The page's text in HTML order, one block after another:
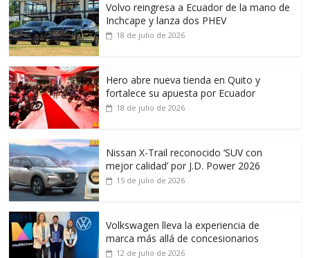
Volvo reingresa a Ecuador de la mano de
Inchcape y lanza dos PHEV
18 de julio de 2026
Hero abre nueva tienda en Quito y
fortalece su apuesta por Ecuador
18 de julio de 2026
Nissan X-Trail reconocido ‘SUV con
mejor calidad’ por J.D. Power 2026
15 de julio de 2026
Volkswagen lleva la experiencia de
marca más allá de concesionarios
12 de julio de 2026